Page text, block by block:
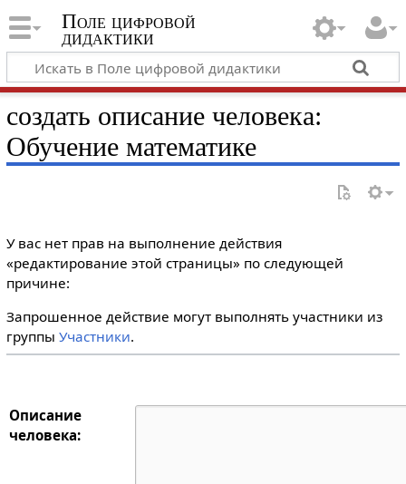
Поле цифровой
дидактики
создать описание человека:
Обучение математике
У вас нет прав на выполнение действия
«редактирование этой страницы» по следующей
причине:
Запрошенное действие могут выполнять участники из
группы Участники.
Описание
человека: